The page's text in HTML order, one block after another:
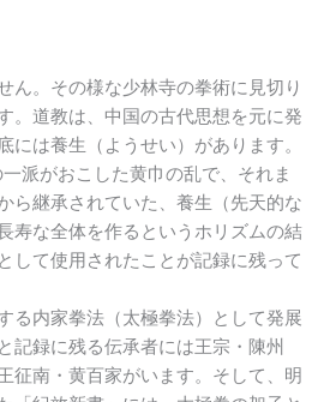
ん。その様な少林寺の拳術に見切り
。道教は、中国の古代思想を元に発
には養生（ようせい）があります。
派がおこした黄巾の乱で、それま
ら継承されていた、養生（先天的な
寿な全体を作るというホリズムの結
して使用されたことが記録に残って
る内家拳法（太極拳法）として発展
記録に残る伝承者には王宗・陳州
征南・黄百家がいます。そして、明